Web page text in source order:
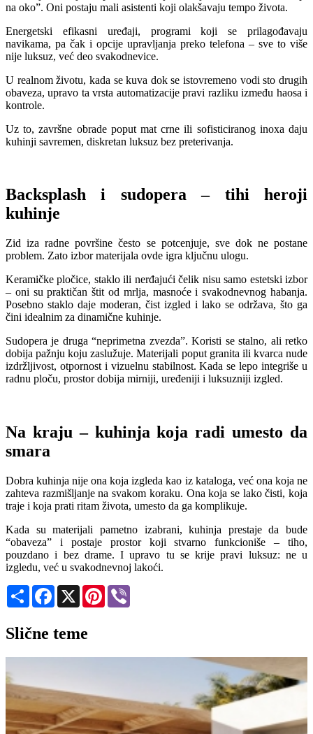
na oko”. Oni postaju mali asistenti koji olakšavaju tempo života.
Energetski efikasni uređaji, programi koji se prilagođavaju
navikama, pa čak i opcije upravljanja preko telefona – sve to više
nije luksuz, već deo svakodnevice.
U realnom životu, kada se kuva dok se istovremeno vodi sto drugih
obaveza, upravo ta vrsta automatizacije pravi razliku između haosa i
kontrole.
Uz to, završne obrade poput mat crne ili sofisticiranog inoxa daju
kuhinji savremen, diskretan luksuz bez preterivanja.
Backsplash i sudopera – tihi heroji
kuhinje
Zid iza radne površine često se potcenjuje, sve dok ne postane
problem. Zato izbor materijala ovde igra ključnu ulogu.
Keramičke pločice, staklo ili nerđajući čelik nisu samo estetski izbor
– oni su praktičan štit od mrlja, masnoće i svakodnevnog habanja.
Posebno staklo daje moderan, čist izgled i lako se održava, što ga
čini idealnim za dinamične kuhinje.
Sudopera je druga “neprimetna zvezda”. Koristi se stalno, ali retko
dobija pažnju koju zaslužuje. Materijali poput granita ili kvarca nude
izdržljivost, otpornost i vizuelnu stabilnost. Kada se lepo integriše u
radnu ploču, prostor dobija mirniji, uređeniji i luksuzniji izgled.
Na kraju – kuhinja koja radi umesto da
smara
Dobra kuhinja nije ona koja izgleda kao iz kataloga, već ona koja ne
zahteva razmišljanje na svakom koraku. Ona koja se lako čisti, koja
traje i koja prati ritam života, umesto da ga komplikuje.
Kada su materijali pametno izabrani, kuhinja prestaje da bude
“obaveza” i postaje prostor koji stvarno funkcioniše – tiho,
pouzdano i bez drame. I upravo tu se krije pravi luksuz: ne u
izgledu, već u svakodnevnoj lakoći.
Share Facebook
X Pinterest
Slične teme